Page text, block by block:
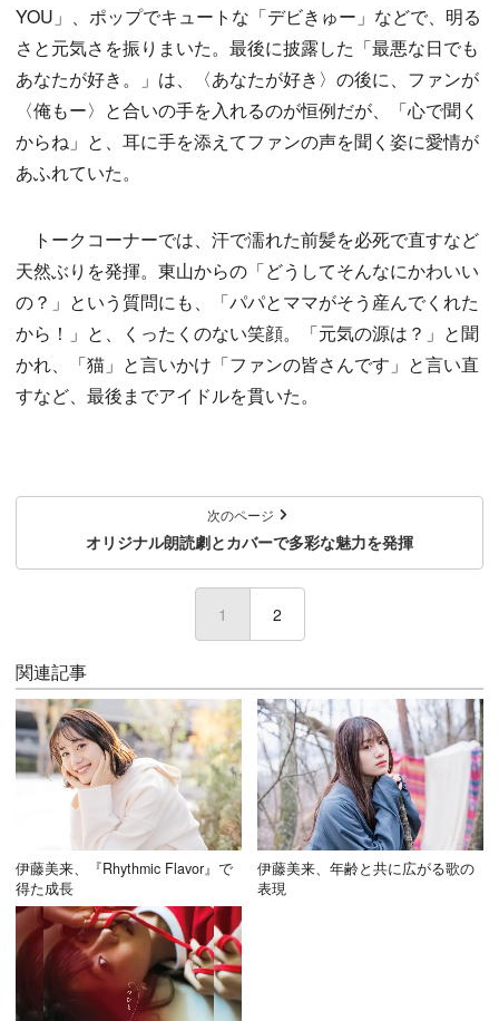
YOU」、ポップでキュートな「デビきゅー」などで、明る
さと元気さを振りまいた。最後に披露した「最悪な日でも
あなたが好き。」は、〈あなたが好き〉の後に、ファンが
〈俺もー〉と合いの手を入れるのが恒例だが、「心で聞く
からね」と、耳に手を添えてファンの声を聞く姿に愛情が
あふれていた。
トークコーナーでは、汗で濡れた前髪を必死で直すなど
天然ぶりを発揮。東山からの「どうしてそんなにかわいい
の？」という質問にも、「パパとママがそう産んでくれた
から！」と、くったくのない笑顔。「元気の源は？」と聞
かれ、「猫」と言いかけ「ファンの皆さんです」と言い直
すなど、最後までアイドルを貫いた。
次のページ
オリジナル朗読劇とカバーで多彩な魅力を発揮
1 (current)
2
関連記事
伊藤美来、『Rhythmic Flavor』で
得た成長
伊藤美来、年齢と共に広がる歌の
表現